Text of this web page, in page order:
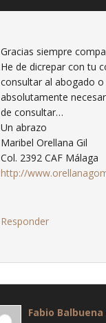
Gracias siempre
He de dicrepar con tu
consultar al abogado
absolutamente
de consultar…
Un abrazo
Maribel Orellana Gil
Col. 2392 CAF Málaga
http://
Responder
Fabio Balbuena